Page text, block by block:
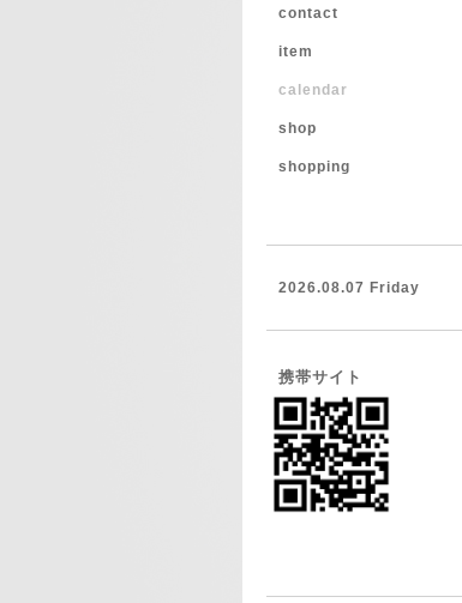
contact
item
calendar
shop
shopping
2026.08.07 Friday
携帯サイト